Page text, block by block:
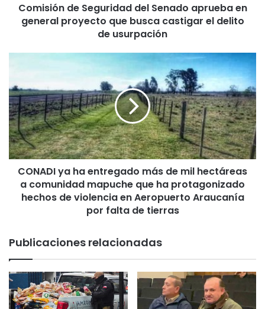
d
a
d
d
e
l
a
u
e
b
Comisión de Seguridad del Senado aprueba en
general proyecto que busca castigar el delito
de usurpación
N
A
D
I
y
a
h
g
a
d
o
m
CONADI ya ha entregado más de mil hectáreas
a comunidad mapuche que ha protagonizado
hechos de violencia en Aeropuerto Araucanía
por falta de tierras
Publicaciones relacionadas